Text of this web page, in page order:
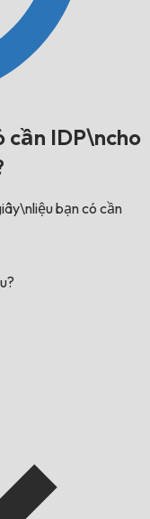
cần IDP\ncho
bạn có cần